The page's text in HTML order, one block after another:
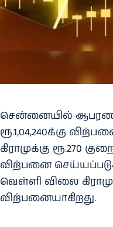
சென்னையில் ஆபரணத்
ரூ.1,04,240க்கு
கிராமுக்கு ரூ.270
விற்பனை
வெள்ளி விலை
விற்பனையாகிறது.